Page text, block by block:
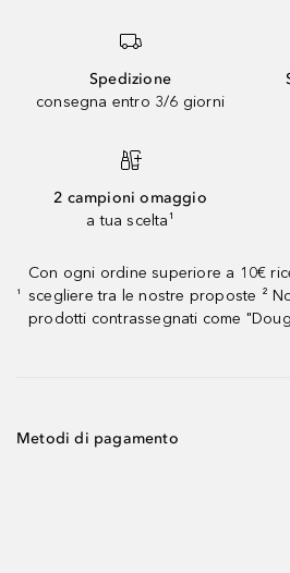
Spedizione
consegna entro 3/6 giorni
2 campioni omaggio
a tua scelta¹
¹
Con ogni ordine superiore a 10€
scegliere tra le nostre proposte ²
prodotti contrassegnati come
Metodi di pagamento